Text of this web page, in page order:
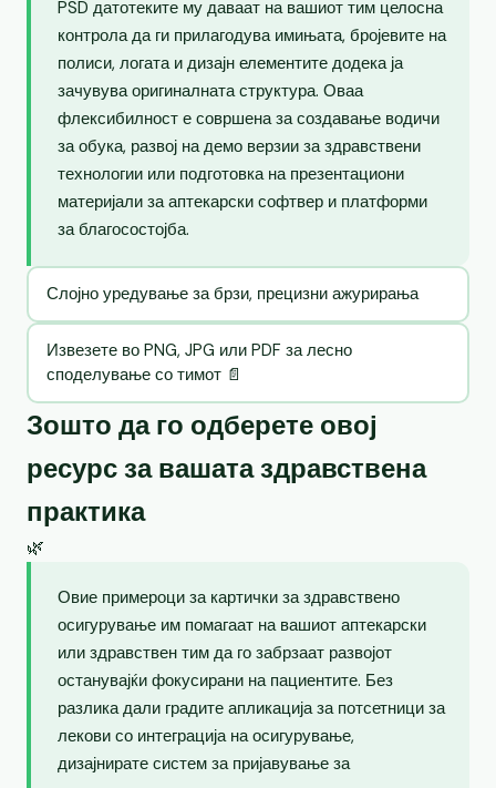
PSD датотеките му даваат на вашиот тим целосна
контрола да ги прилагодува имињата, бројевите на
полиси, логата и дизајн елементите додека ја
зачувува оригиналната структура. Оваа
флексибилност е совршена за создавање водичи
за обука, развој на демо верзии за здравствени
технологии или подготовка на презентациони
материјали за аптекарски софтвер и платформи
за благосостојба.
Слојно уредување за брзи, прецизни ажурирања
Извезете во PNG, JPG или PDF за лесно
споделување со тимот 📄
Зошто да го одберете овој
ресурс за вашата здравствена
практика
🌿
Овие примероци за картички за здравствено
осигурување им помагаат на вашиот аптекарски
или здравствен тим да го забрзаат развојот
останувајќи фокусирани на пациентите. Без
разлика дали градите апликација за потсетници за
лекови со интеграција на осигурување,
дизајнирате систем за пријавување за